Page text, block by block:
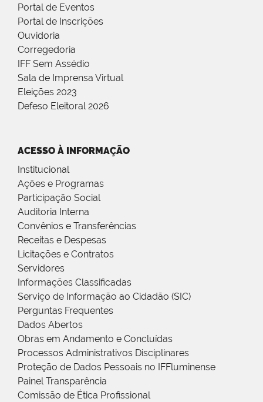
Portal de Eventos
Portal de Inscrições
Ouvidoria
Corregedoria
IFF Sem Assédio
Sala de Imprensa Virtual
Eleições 2023
Defeso Eleitoral 2026
ACESSO À INFORMAÇÃO
Institucional
Ações e Programas
Participação Social
Auditoria Interna
Convênios e Transferências
Receitas e Despesas
Licitações e Contratos
Servidores
Informações Classificadas
Serviço de Informação ao Cidadão (SIC)
Perguntas Frequentes
Dados Abertos
Obras em Andamento e Concluídas
Processos Administrativos Disciplinares
Proteção de Dados Pessoais no IFFluminense
Painel Transparência
Comissão de Ética Profissional